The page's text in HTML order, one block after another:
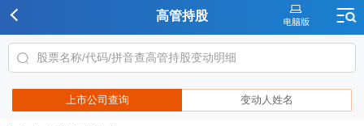
高管持股
上市公司查询 变动人姓名